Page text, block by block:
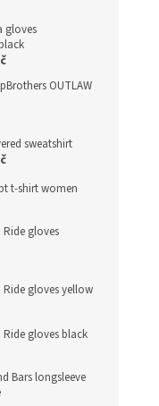
gloves
OUTLAW
sweatshirt
t-shirt women
Ride gloves
Ride gloves yellow
Ride gloves black
Bars longsleeve